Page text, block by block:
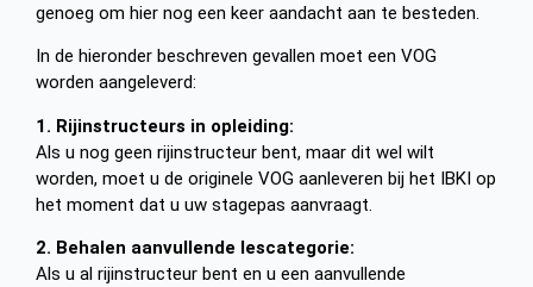
genoeg om hier nog een keer aandacht aan te besteden.
In de hieronder beschreven gevallen moet een VOG
worden aangeleverd:
1. Rijinstructeurs in opleiding:
Als u nog geen rijinstructeur bent, maar dit wel wilt
worden, moet u de originele VOG aanleveren bij het IBKI op
het moment dat u uw stagepas aanvraagt.
2. Behalen aanvullende lescategorie:
Als u al rijinstructeur bent en u een aanvullende